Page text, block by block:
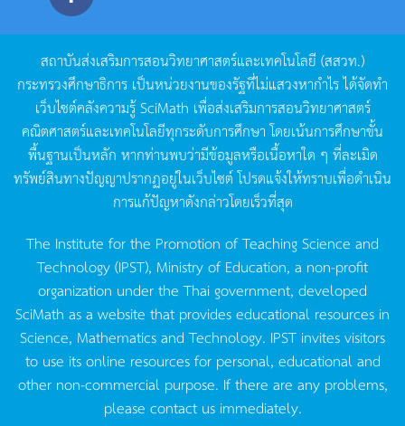
สถาบันส่งเสริมการสอนวิทยาศาสตร์และเทคโนโลยี (สสวท.)
กระทรวงศึกษาธิการ เป็นหน่วยงานของรัฐที่ไม่แสวงหากำไรได้จัดทำ
เว็บไซต์คลังความรู้SciMath เพื่อส่งเสริมการสอนวิทยาศาสตร์
คณิตศาสตร์และเทคโนโลยีทุกระดับการศึกษา โดยเน้นการศึกษาขั้น
พื้นฐานเป็นหลัก หากท่านพบว่ามีข้อมูลหรือเนื้อหาใด ๆ ที่ละเมิด
ทรัพย์สินทางปัญญาปรากฏอยู่ในเว็บไซต์โปรดแจ้งให้ทราบเพื่อดำเนิน
การแก้ปัญหาดังกล่าวโดยเร็วที่สุด
The Institute for the Promotion of Teaching Science and
Technology (IPST), Ministry of Education, a non-profit
organization under the Thai government, developed
SciMath as a website that provides educational resources in
Science, Mathematics and Technology. IPST invites visitors
to use its online resources for personal, educational and
other non-commercial purpose. If there are any problems,
please contact us immediately.